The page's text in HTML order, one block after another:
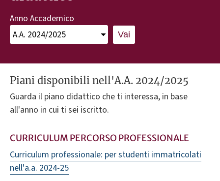
Anno Accademico
Vai
Piani disponibili nell'A.A. 2024/2025
Guarda il piano didattico che ti interessa, in base
all'anno in cui ti sei iscritto.
CURRICULUM PERCORSO PROFESSIONALE
Curriculum professionale: per studenti immatricolati
nell'a.a. 2024-25